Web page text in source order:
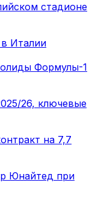
стадионе
Италии
Формулы-1
26, ключевые
на 7,7
Юнайтед при